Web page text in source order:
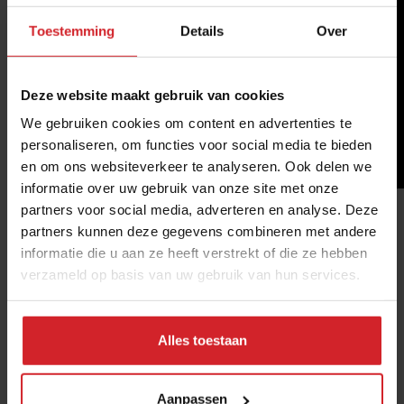
Toestemming Details Over
Deze website maakt gebruik van cookies
We gebruiken cookies om content en advertenties te
personaliseren, om functies voor social media te bieden
en om ons websiteverkeer te analyseren. Ook delen we
informatie over uw gebruik van onze site met onze
partners voor social media, adverteren en analyse. Deze
partners kunnen deze gegevens combineren met andere
informatie die u aan ze heeft verstrekt of die ze hebben
verzameld op basis van uw gebruik van hun services.
Alles toestaan
Aanpassen
Een ommekeer is merkbaar, we zijn op weg naar een
nieuw bewustzijn.Â
Deel artikel